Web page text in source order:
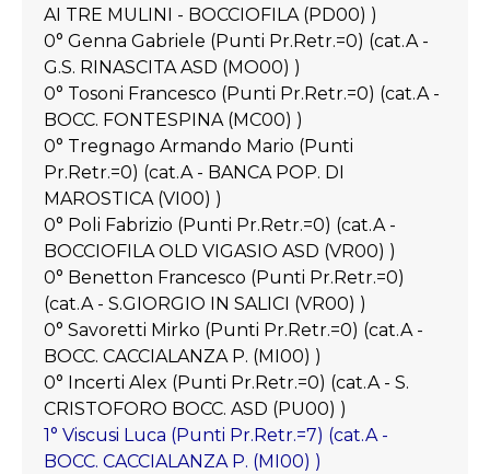
AI TRE MULINI - BOCCIOFILA (PD00) )
0° Genna Gabriele (Punti Pr.Retr.=0) (cat.A -
G.S. RINASCITA ASD (MO00) )
0° Tosoni Francesco (Punti Pr.Retr.=0) (cat.A -
BOCC. FONTESPINA (MC00) )
0° Tregnago Armando Mario (Punti
Pr.Retr.=0) (cat.A - BANCA POP. DI
MAROSTICA (VI00) )
0° Poli Fabrizio (Punti Pr.Retr.=0) (cat.A -
BOCCIOFILA OLD VIGASIO ASD (VR00) )
0° Benetton Francesco (Punti Pr.Retr.=0)
(cat.A - S.GIORGIO IN SALICI (VR00) )
0° Savoretti Mirko (Punti Pr.Retr.=0) (cat.A -
BOCC. CACCIALANZA P. (MI00) )
0° Incerti Alex (Punti Pr.Retr.=0) (cat.A - S.
CRISTOFORO BOCC. ASD (PU00) )
1° Viscusi Luca (Punti Pr.Retr.=7) (cat.A -
BOCC. CACCIALANZA P. (MI00) )